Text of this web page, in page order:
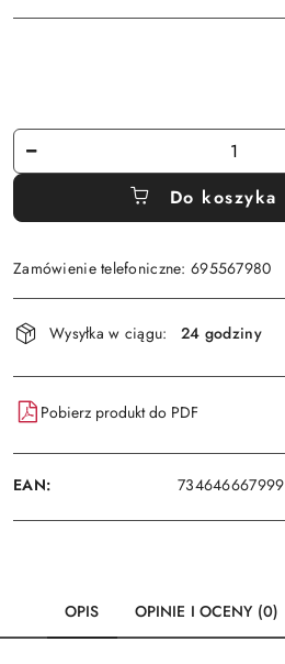
Ilość
Do koszyka
Zamówienie telefoniczne: 695567980
Dostępność
i
dostawa
Wysyłka w ciągu: 24 godziny
Pobierz produkt do PDF
EAN: 734646667999
OPIS OPINIE I OCENY (0)